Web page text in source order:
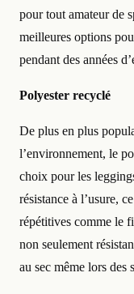
pour tout amateur de
meilleures options
pendant des années
Polyester recyclé
De plus en plus
l’environnement, le
choix pour les
résistance à l’usure,
répétitives comme le
non seulement
au sec même lors des